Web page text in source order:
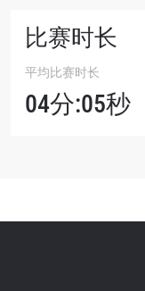
比赛时长
平均比赛时长
04分:05秒